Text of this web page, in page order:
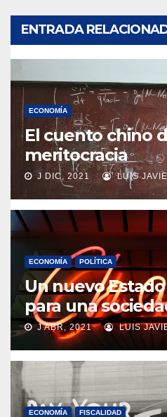
ENTRADA
ECONOMÍA
El cuento chino
meritocracia
J DIC, 2021 LUIS
ECONOMÍA POLÍTICA
Un nuevo
para una
J ABR, 2021 LUIS
ECONOMÍA FISCALIDAD